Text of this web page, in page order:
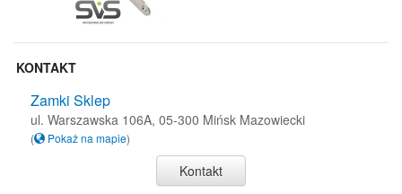
KONTAKT
Zamki Sklep
ul. Warszawska 106A, 05-300 Mińsk Mazowiecki
( Pokaż na mapie)
Kontakt